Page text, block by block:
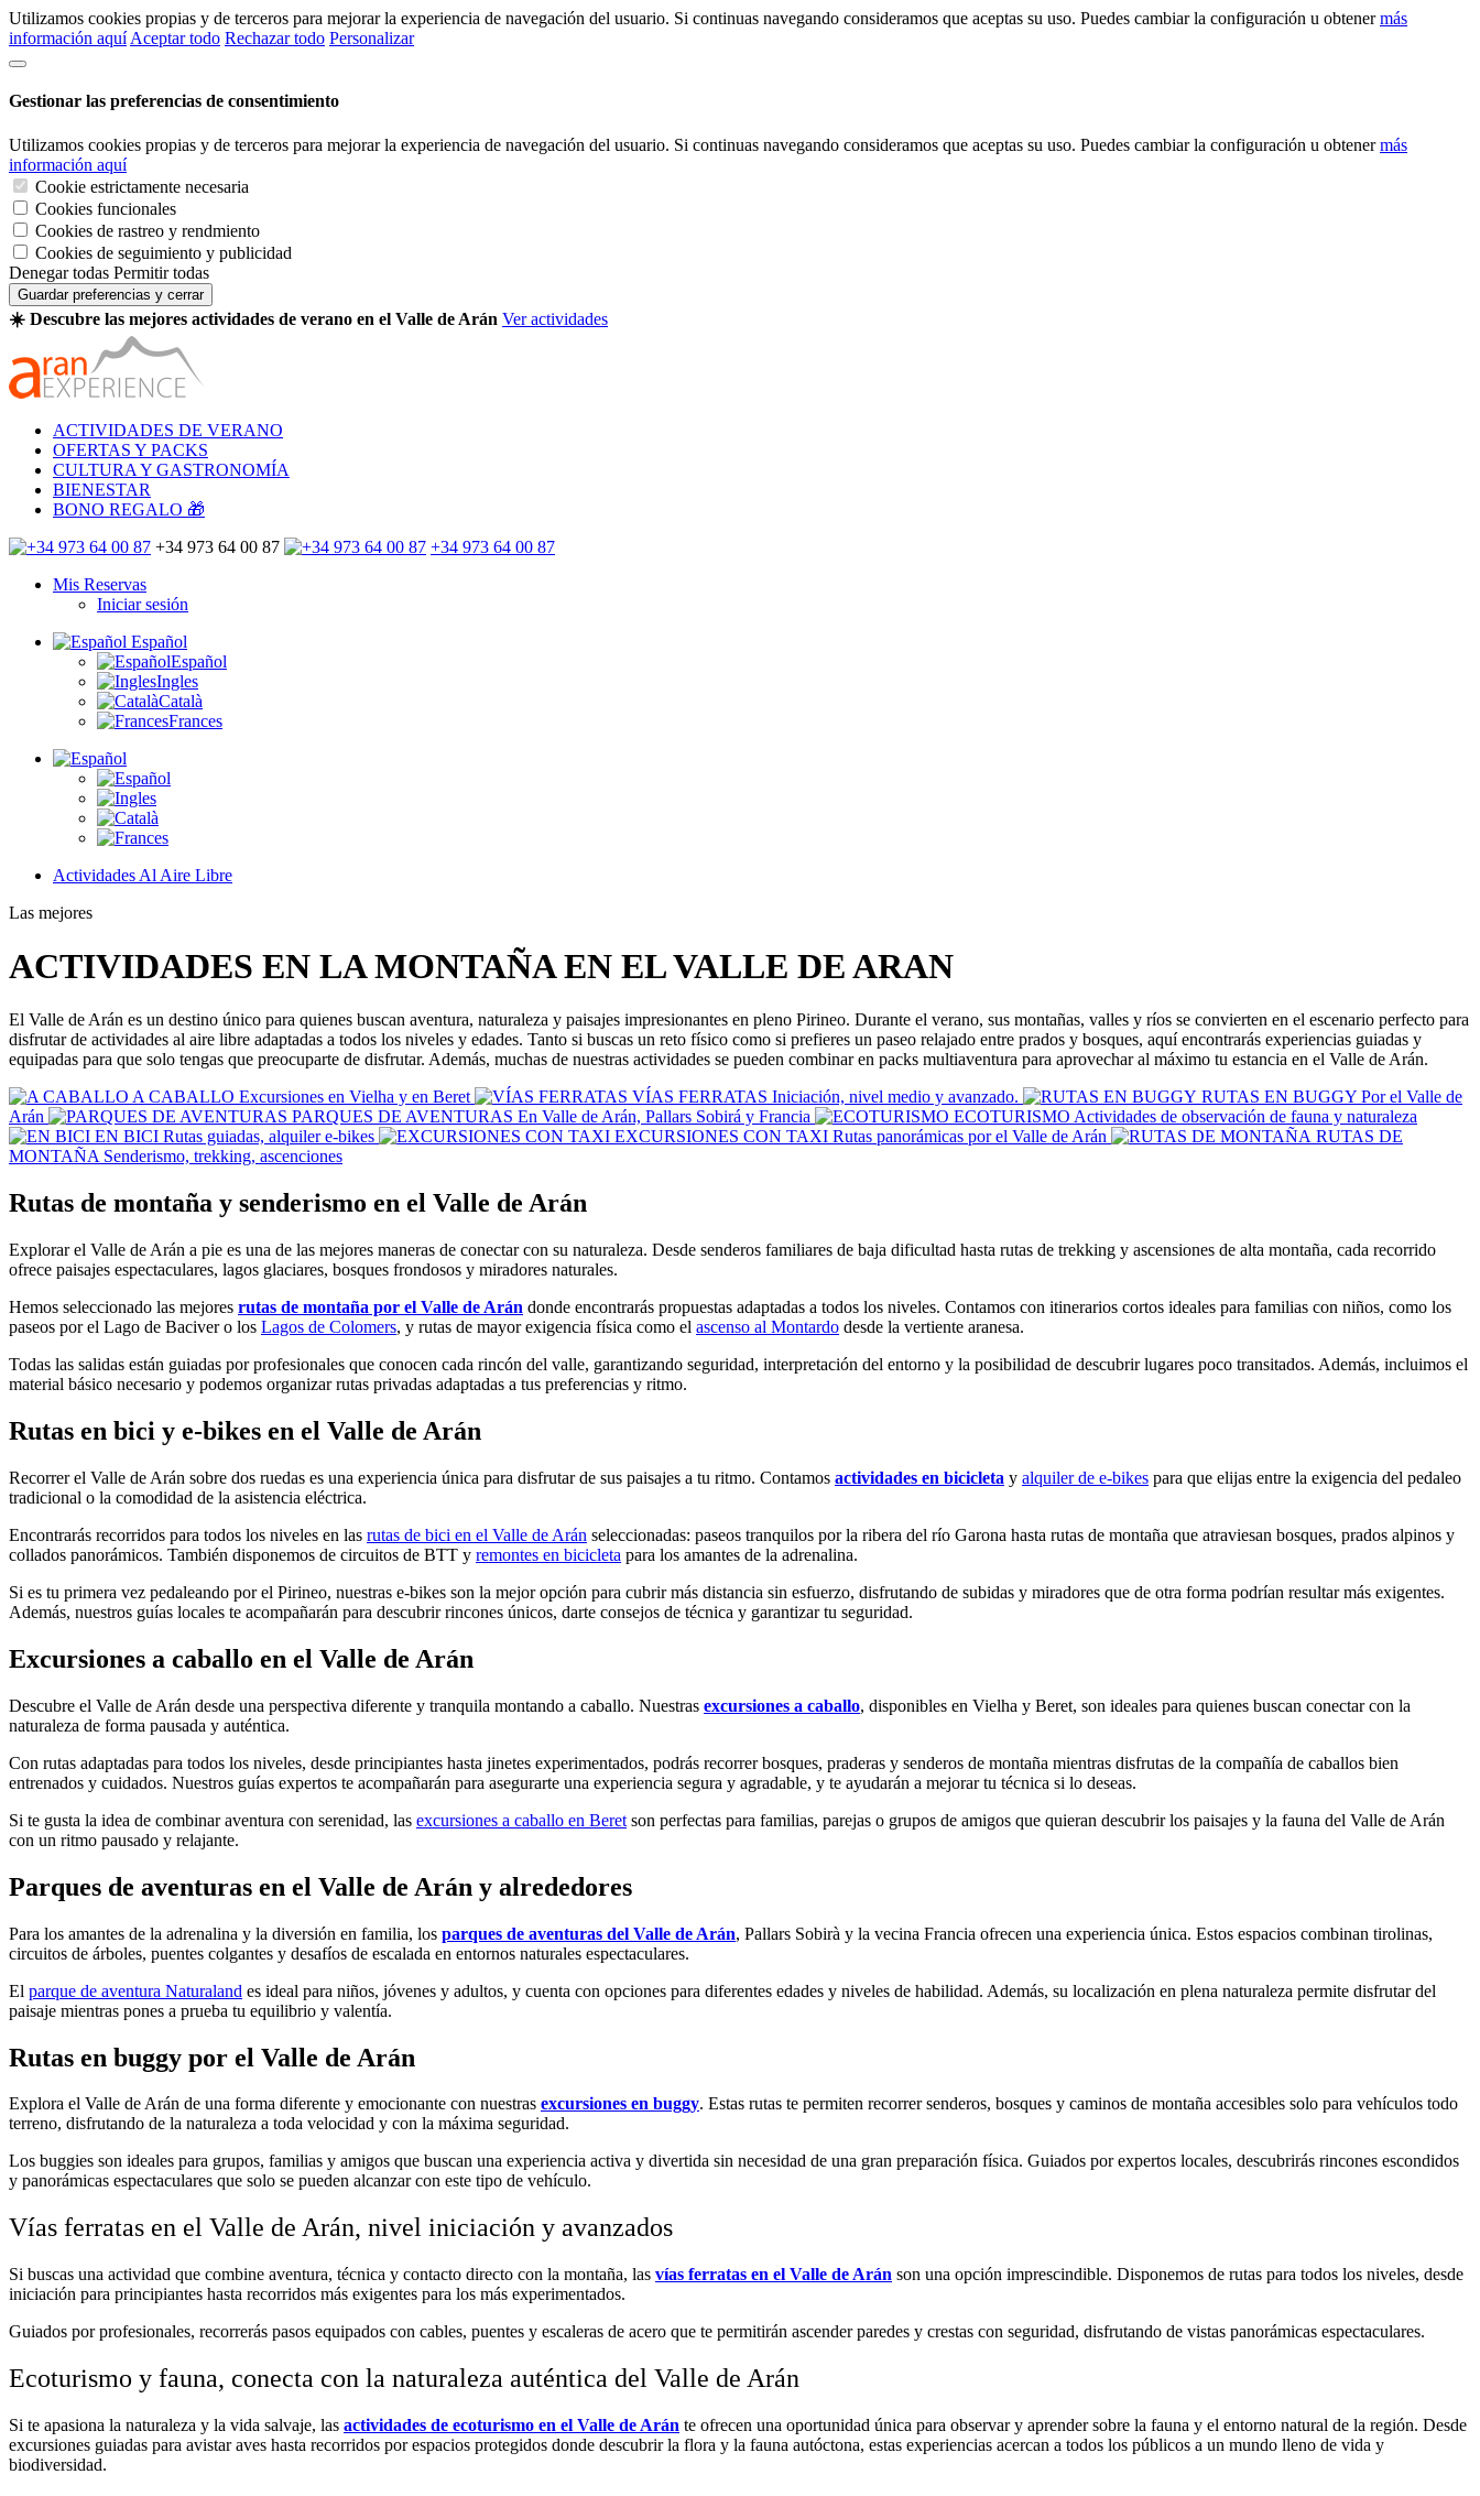
Utilizamos cookies propias y de terceros para mejorar la experiencia de navegación del usuario. Si continuas navegando consideramos que aceptas su uso. Puedes cambiar la configuración u obtenermás
información aquí Aceptar todo Rechazar todo Personalizar
Gestionar las preferencias de consentimiento
Utilizamos cookies propias y de terceros para mejorar la experiencia de navegación del usuario. Si continuas navegando consideramos que aceptas su uso. Puedes cambiar la configuración u obtenermás
información aquí
Cookie estrictamente necesaria
Cookies funcionales
Cookies de rastreo y rendmiento
Cookies de seguimiento y publicidad
Denegar todas Permitir todas
Guardar preferencias y cerrar
☀️ Descubre las mejores actividades de verano en el Valle de Arán Ver actividades
ACTIVIDADES DE VERANO
OFERTAS Y PACKS
CULTURA Y GASTRONOMÍA
BIENESTAR
BONO REGALO 🎁
+34 973 64 00 87
+34 973 64 00 87
Mis Reservas
Iniciar sesión
Español
Español
Ingles
Català
Frances
Actividades Al Aire Libre
Las mejores
ACTIVIDADES EN LA MONTAÑAEN EL VALLE DE ARAN
El Valle de Arán es un destino único para quienes buscan aventura, naturaleza y paisajes impresionantes en pleno Pirineo. Durante el verano, sus montañas, valles y ríos se convierten en el escenario perfecto para
disfrutar de actividades al aire libre adaptadas a todos los niveles y edades. Tanto si buscas un reto físico como si prefieres un paseo relajado entre prados y bosques, aquí encontrarás experiencias guiadas y
equipadas para que solo tengas que preocuparte de disfrutar. Además, muchas de nuestras actividades se pueden combinar en packs multiaventura para aprovechar al máximo tu estancia en el Valle de Arán.
A CABALLO Excursiones en Vielha y en Beret VÍAS FERRATAS Iniciación, nivel medio y avanzado. RUTAS EN BUGGY Por el Valle de
Arán
PARQUES DE AVENTURAS En Valle de Arán, Pallars Sobirá y Francia ECOTURISMO Actividades de observación de fauna y naturaleza
EN BICI Rutas guiadas, alquiler e-bikes EXCURSIONES CON TAXI Rutas panorámicas por el Valle de Arán
RUTAS DE
MONTAÑA Senderismo, trekking, ascenciones
Rutas de montaña y senderismo en el Valle de Arán
Explorar el Valle de Arán a pie es una de las mejores maneras de conectar con su naturaleza. Desde senderos familiares de baja dificultad hasta rutas de trekking y ascensiones de alta montaña, cada recorrido
ofrece paisajes espectaculares, lagos glaciares, bosques frondosos y miradores naturales.
Hemos seleccionado las mejores rutas de montaña por el Valle de Arán donde encontrarás propuestas adaptadas a todos los niveles. Contamos con itinerarios cortos ideales para familias con niños, como los
paseos por el Lago de Baciver o los Lagos de Colomers, y rutas de mayor exigencia física como el ascenso al Montardo desde la vertiente aranesa.
Todas las salidas están guiadas por profesionales que conocen cada rincón del valle, garantizando seguridad, interpretación del entorno y la posibilidad de descubrir lugares poco transitados. Además, incluimos el
material básico necesario y podemos organizar rutas privadas adaptadas a tus preferencias y ritmo.
Rutas en bici y e-bikes en el Valle de Arán
Recorrer el Valle de Arán sobre dos ruedas es una experiencia única para disfrutar de sus paisajes a tu ritmo. Contamos actividades en bicicleta y alquiler de e-bikes para que elijas entre la exigencia del pedaleo
tradicional o la comodidad de la asistencia eléctrica.
Encontrarás recorridos para todos los niveles en las rutas de bici en el Valle de Arán seleccionadas: paseos tranquilos por la ribera del río Garona hasta rutas de montaña que atraviesan bosques, prados alpinos y
collados panorámicos. También disponemos de circuitos de BTT y remontes en bicicleta para los amantes de la adrenalina.
Si es tu primera vez pedaleando por el Pirineo, nuestras e-bikes son la mejor opción para cubrir más distancia sin esfuerzo, disfrutando de subidas y miradores que de otra forma podrían resultar más exigentes.
Además, nuestros guías locales te acompañarán para descubrir rincones únicos, darte consejos de técnica y garantizar tu seguridad.
Excursiones a caballo en el Valle de Arán
Descubre el Valle de Arán desde una perspectiva diferente y tranquila montando a caballo. Nuestras excursiones a caballo, disponibles en Vielha y Beret, son ideales para quienes buscan conectar con la
naturaleza de forma pausada y auténtica.
Con rutas adaptadas para todos los niveles, desde principiantes hasta jinetes experimentados, podrás recorrer bosques, praderas y senderos de montaña mientras disfrutas de la compañía de caballos bien
entrenados y cuidados. Nuestros guías expertos te acompañarán para asegurarte una experiencia segura y agradable, y te ayudarán a mejorar tu técnica si lo deseas.
Si te gusta la idea de combinar aventura con serenidad, las excursiones a caballo en Beret son perfectas para familias, parejas o grupos de amigos que quieran descubrir los paisajes y la fauna del Valle de Arán
con un ritmo pausado y relajante.
Parques de aventuras en el Valle de Arán y alrededores
Para los amantes de la adrenalina y la diversión en familia, los parques de aventuras del Valle de Arán, Pallars Sobirà y la vecina Francia ofrecen una experiencia única. Estos espacios combinan tirolinas,
circuitos de árboles, puentes colgantes y desafíos de escalada en entornos naturales espectaculares.
El parque de aventura Naturaland es ideal para niños, jóvenes y adultos, y cuenta con opciones para diferentes edades y niveles de habilidad. Además, su localización en plena naturaleza permite disfrutar del
paisaje mientras pones a prueba tu equilibrio y valentía.
Rutas en buggy por el Valle de Arán
Explora el Valle de Arán de una forma diferente y emocionante con nuestras excursiones en buggy. Estas rutas te permiten recorrer senderos, bosques y caminos de montaña accesibles solo para vehículos todo
terreno, disfrutando de la naturaleza a toda velocidad y con la máxima seguridad.
Los buggies son ideales para grupos, familias y amigos que buscan una experiencia activa y divertida sin necesidad de una gran preparación física. Guiados por expertos locales, descubrirás rincones escondidos
y panorámicas espectaculares que solo se pueden alcanzar con este tipo de vehículo.
Vías ferratas en el Valle de Arán, nivel iniciación y avanzados
Si buscas una actividad que combine aventura, técnica y contacto directo con la montaña, las vías ferratas en el Valle de Arán son una opción imprescindible. Disponemos de rutas para todos los niveles, desde
iniciación para principiantes hasta recorridos más exigentes para los más experimentados.
Guiados por profesionales, recorrerás pasos equipados con cables, puentes y escaleras de acero que te permitirán ascender paredes y crestas con seguridad, disfrutando de vistas panorámicas espectaculares.
Ecoturismo y fauna, conecta con la naturaleza auténtica del Valle de Arán
Si te apasiona la naturaleza y la vida salvaje, las actividades de ecoturismo en el Valle de Arán te ofrecen una oportunidad única para observar y aprender sobre la fauna y el entorno natural de la región. Desde
excursiones guiadas para avistar aves hasta recorridos por espacios protegidos donde descubrir la flora y la fauna autóctona, estas experiencias acercan a todos los públicos a un mundo lleno de vida y
biodiversidad.